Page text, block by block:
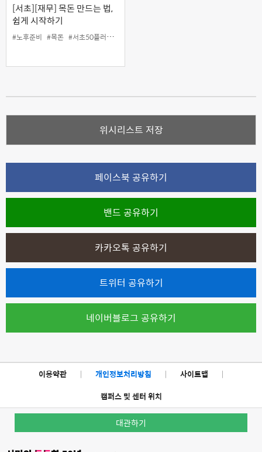
[서초][재무] 목돈 만드는 법,
쉽게 시작하기
#노후준비 #목돈 #서초50플러스센터
위시리스트 저장
페이스북 공유하기
밴드 공유하기
카카오톡 공유하기
트위터 공유하기
네이버블로그 공유하기
이용약관 | 개인정보처리방침 | 사이트맵
|
캠퍼스 및 센터 위치
대관하기